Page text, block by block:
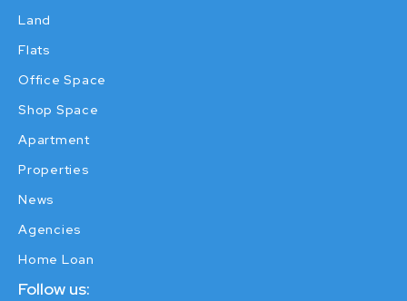
Land
Flats
Office Space
Shop Space
Apartment
Properties
News
Agencies
Home Loan
Follow us: